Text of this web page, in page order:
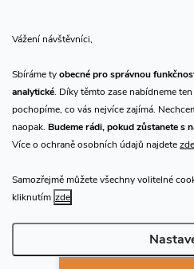
Vážení návštěvníci,
Sbíráme tyobecné pro správnou
analytické. Díky těmto zase nabídneme
pochopíme, co vás nejvíce zajímá.
naopak. Budeme rádi, pokud zůstanete s
Více o ochraně osobních údajů najdetezde
Samozřejmě můžete všechny volitelné
kliknutím zde
Přijímáme online platby
Copyright 2026CHN.cz. Všechna